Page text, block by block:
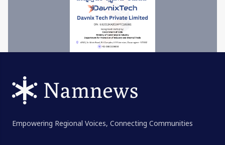
Empowering Regional Voices, Connecting Communities